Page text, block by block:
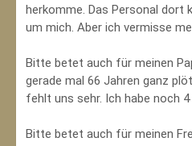
herkomme. Das Personal dort
um mich. Aber ich vermisse
Bitte betet auch für meinen
gerade mal 66 Jahren ganz
fehlt uns sehr. Ich habe noch
Bitte betet auch für meinen